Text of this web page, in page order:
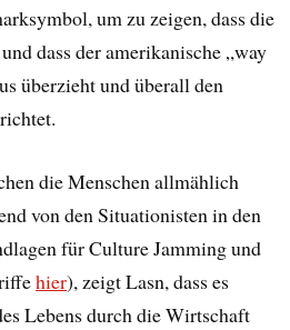
um zu zeigen, dass die
dass der amerikanische „way
überzieht und überall den
die Menschen allmählich
von den Situationisten in den
für Culture Jamming und
hier), zeigt Lasn, dass es
Lebens durch die Wirtschaft